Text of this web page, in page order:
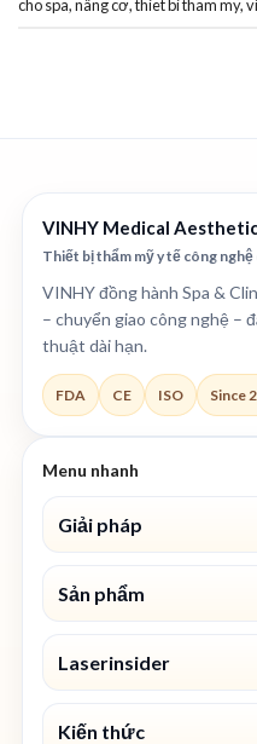
cho spa,nâng cơ,thiet bi tham my,
VINHY Medical
Thiết bị thẩm mỹ y tế công
VINHY đồng hành Spa &
– chuyển giao công nghệ –
thuật dài hạn.
FDA CE ISO Since
Menu nhanh
Giải pháp
Sản phẩm
Laserinsider
Kiến thức